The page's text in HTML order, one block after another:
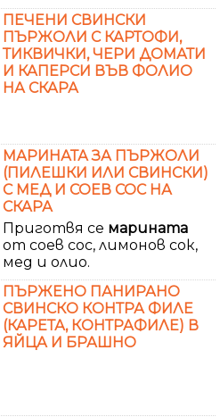
ПЕЧЕНИ СВИНСКИ
ПЪРЖОЛИ С КАРТОФИ,
ТИКВИЧКИ, ЧЕРИ ДОМАТИ
И КАПЕРСИ ВЪВ ФОЛИО
НА СКАРА
МАРИНАТА ЗА ПЪРЖОЛИ
(ПИЛЕШКИ ИЛИ СВИНСКИ)
С МЕД И СОЕВ СОС НА
СКАРА
Приготвя се марината
от соев сос, лимонов сок,
мед и олио.
ПЪРЖЕНО ПАНИРАНО
СВИНСКО КОНТРА ФИЛЕ
(КАРЕТА, КОНТРАФИЛЕ) В
ЯЙЦА И БРАШНО